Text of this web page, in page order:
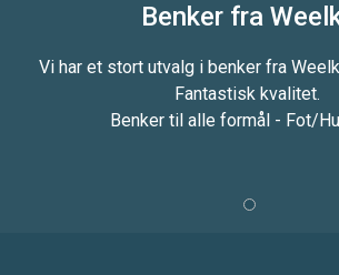
Benker fra
Vi har et stort utvalg i benker fra
Fantastisk kvalitet.
Benker til alle formål - Fot/